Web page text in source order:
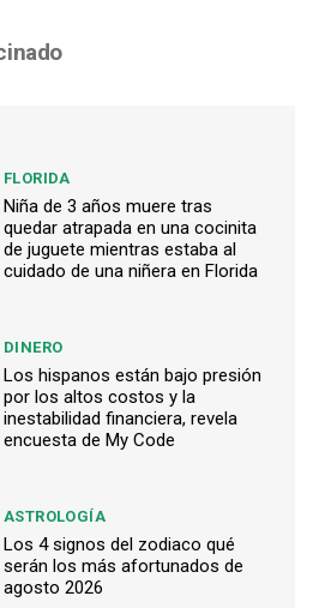
FLORIDA
Niña de 3 años muere tras
quedar atrapada en una cocinita
de juguete mientras estaba al
cuidado de una niñera en Florida
DINERO
Los hispanos están bajo presión
por los altos costos y la
inestabilidad financiera, revela
encuesta de My Code
ASTROLOGÍA
Los 4 signos del zodiaco qué
serán los más afortunados de
agosto 2026